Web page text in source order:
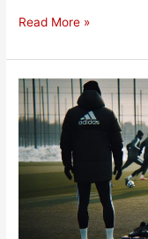
Göztepe
Sonrası
Filip
Krastev
ile
Güçlendi:
Analiz
Read More »